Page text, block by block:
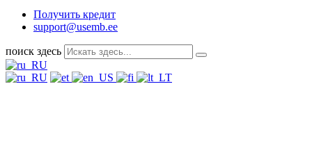
Получить кредит
support@usemb.ee
поиск здесь